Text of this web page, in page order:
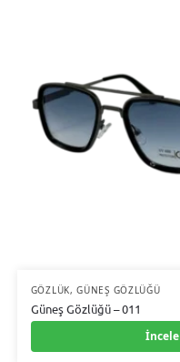
GÖZLÜK,GÜNEŞ GÖZLÜĞÜ
Güneş Gözlüğü – 011
İncele